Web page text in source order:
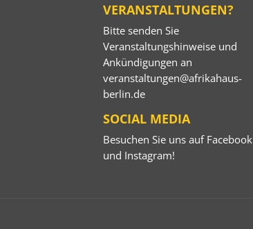
VERANSTALTUNGEN?
Bitte senden Sie
Veranstaltungshinweise und
Ankündigungen an
veranstaltungen@afrikahaus-
berlin.de
SOCIAL MEDIA
Besuchen Sie uns auf Facebook
und Instagram!